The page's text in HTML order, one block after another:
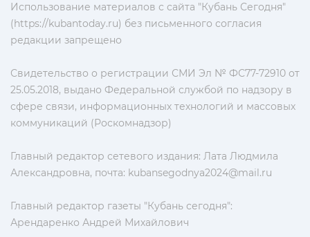
Использование материалов с сайта "Кубань Сегодня"
(https://kubantoday.ru) без письменного согласия
редакции запрещено
Свидетельство о регистрации СМИ Эл № ФС77-72910 от
25.05.2018, выдано Федеральной службой по надзору в
сфере связи, информационных технологий и массовых
коммуникаций (Роскомнадзор)
Главный редактор сетевого издания: Лата Людмила
Александровна, почта: kubansegodnya2024@mail.ru
Главный редактор газеты "Кубань сегодня":
Арендаренко Андрей Михайлович